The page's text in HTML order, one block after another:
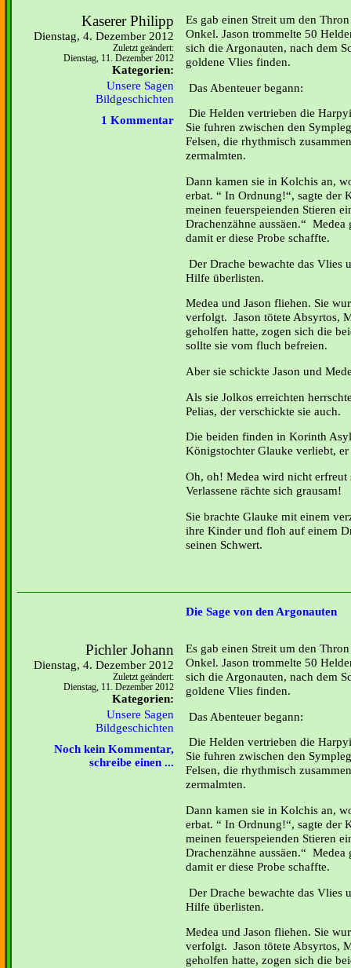
Kaserer Philipp
Dienstag, 4. Dezember 2012
Zuletzt geändert:
Dienstag, 11. Dezember 2012
Kategorien:
Unsere Sagen
Bildgeschichten
1 Kommentar
Es gab einen Streit um den
Onkel. Jason trommelte 50
sich die Argonauten, nach dem
goldene Vlies finden.
Das Abenteuer begann:
Die Helden vertrieben die
Sie fuhren zwischen den
Felsen, die rhythmisch
zermalmten.
Dann kamen sie in Kolchis an,
erbat. “ In Ordnung!“, sagte der
meinen feuerspeienden Stieren
Drachenzähne aussäen.“
damit er diese Probe schaffte.
Der Drache bewachte das Vlies
Hilfe überlisten.
Medea und Jason fliehen. Sie
verfolgt. Jason tötete Absyrtos,
geholfen hatte, zogen sich die
sollte sie vom fluch befreien.
Aber sie schickte Jason und
Als sie Jolkos erreichten
Pelias, der verschickte sie auch.
Die beiden finden in Korinth
Königstochter Glauke verliebt, er
Oh, oh! Medea wird nicht
Verlassene rächte sich grausam!
Sie brachte Glauke mit einem
ihre Kinder und floh auf einem
seinen Schwert.
Die Sage von den Argonauten
Pichler Johann
Dienstag, 4. Dezember 2012
Zuletzt geändert:
Dienstag, 11. Dezember 2012
Kategorien:
Unsere Sagen
Bildgeschichten
Noch kein Kommentar,
schreibe einen ...
Es gab einen Streit um den
Onkel. Jason trommelte 50
sich die Argonauten, nach dem
goldene Vlies finden.
Das Abenteuer begann:
Die Helden vertrieben die
Sie fuhren zwischen den
Felsen, die rhythmisch
zermalmten.
Dann kamen sie in Kolchis an,
erbat. “ In Ordnung!“, sagte der
meinen feuerspeienden Stieren
Drachenzähne aussäen.“
damit er diese Probe schaffte.
Der Drache bewachte das Vlies
Hilfe überlisten.
Medea und Jason fliehen. Sie
verfolgt. Jason tötete Absyrtos,
geholfen hatte, zogen sich die